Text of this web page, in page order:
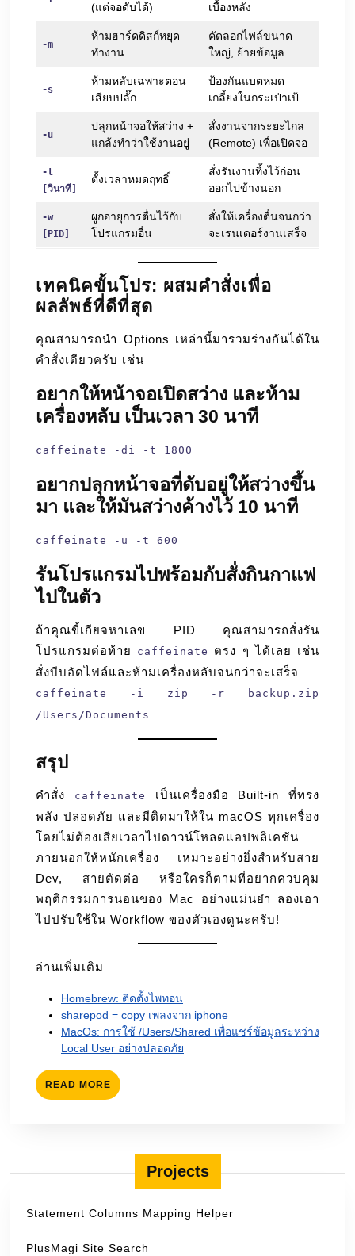
(แต่จอดับได้) เบื้องหลัง
-m
ห้ามฮาร์ดดิสก์หยุด
ทำงาน
คัดลอกไฟล์ขนาด
ใหญ่, ย้ายข้อมูล
-s
ห้ามหลับเฉพาะตอน
เสียบปลั๊ก
ป้องกันแบตหมด
เกลี้ยงในกระเป๋าเป้
-u
ปลุกหน้าจอให้สว่าง +
แกล้งทำว่าใช้งานอยู่
สั่งงานจากระยะไกล
(Remote) เพื่อเปิดจอ
-t
[วินาที]
ตั้งเวลาหมดฤทธิ์
สั่งรันงานทิ้งไว้ก่อน
ออกไปข้างนอก
-w
[PID]
ผูกอายุการตื่นไว้กับ
โปรแกรมอื่น
สั่งให้เครื่องตื่นจนกว่า
จะเรนเดอร์งานเสร็จ
เทคนิคขั้นโปร: ผสมคำสั่งเพื่อ
ผลลัพธ์ที่ดีที่สุด
คุณสามารถนำ Options เหล่านี้มารวมร่างกันได้ใน
คำสั่งเดียวครับ เช่น
อยากให้หน้าจอเปิดสว่าง และห้าม
เครื่องหลับ เป็นเวลา 30 นาที
caffeinate -di -t 1800
อยากปลุกหน้าจอที่ดับอยู่ให้สว่างขึ้น
มา และให้มันสว่างค้างไว้ 10 นาที
caffeinate -u -t 600
รันโปรแกรมไปพร้อมกับสั่งกินกาแฟ
ไปในตัว
ถ้าคุณขี้เกียจหาเลข PID คุณสามารถสั่งรัน
โปรแกรมต่อท้าย
caffeinate
ตรง ๆ ได้เลย เช่น
สั่งบีบอัดไฟล์และห้ามเครื่องหลับจนกว่าจะเสร็จ
caffeinate -i zip -r backup.zip
/Users/Documents
สรุป
คำสั่ง caffeinate
เป็นเครื่องมือ Built-in ที่ทรง
พลัง ปลอดภัย และมีติดมาให้ใน macOS ทุกเครื่อง
โดยไม่ต้องเสียเวลาไปดาวน์โหลดแอปพลิเคชัน
ภายนอกให้หนักเครื่อง เหมาะอย่างยิ่งสำหรับสาย
Dev, สายตัดต่อ หรือใครก็ตามที่อยากควบคุม
พฤติกรรมการนอนของ Mac อย่างแม่นยำ ลองเอา
ไปปรับใช้ใน Workflow ของตัวเองดูนะครับ!
อ่านเพิ่มเติม
Homebrew: ติดตั้งไพทอน
sharepod = copy เพลงจาก iphone
MacOs: การใช้ /Users/Shared เพื่อแชร์ข้อมูลระหว่าง
Local User อย่างปลอดภัย
READ MORE READ
MORE
Projects
Statement Columns Mapping Helper
PlusMagi Site Search